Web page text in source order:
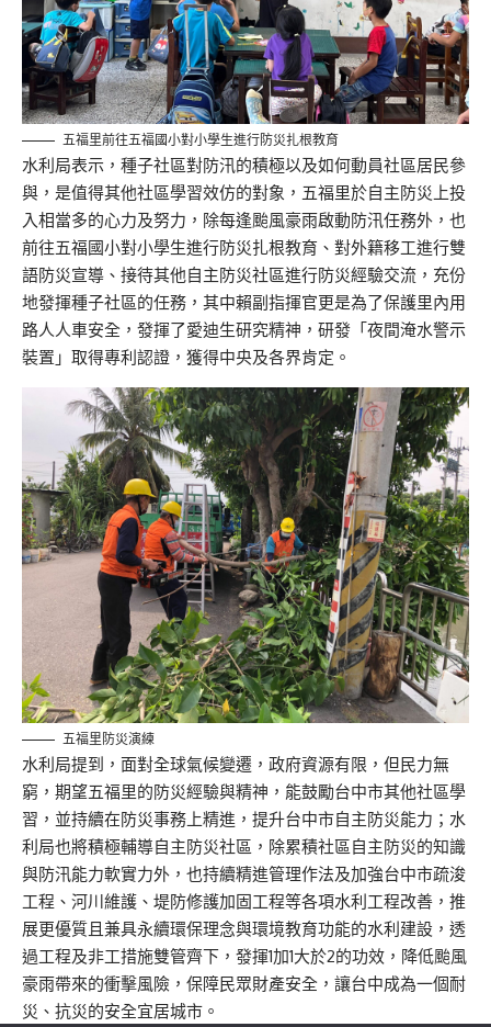
五福里前往五福國小對小學生進行防災扎根教育
水利局表示，種子社區對防汛的積極以及如何動員社區居民參
與，是值得其他社區學習效仿的對象，五福里於自主防災上投
入相當多的心力及努力，除每逢颱風豪雨啟動防汛任務外，也
前往五福國小對小學生進行防災扎根教育、對外籍移工進行雙
語防災宣導、接待其他自主防災社區進行防災經驗交流，充份
地發揮種子社區的任務，其中賴副指揮官更是為了保護里內用
路人人車安全，發揮了愛迪生研究精神，研發「夜間淹水警示
裝置」取得專利認證，獲得中央及各界肯定。
五福里防災演練
水利局提到，面對全球氣候變遷，政府資源有限，但民力無
窮，期望五福里的防災經驗與精神，能鼓勵台中市其他社區學
習，並持續在防災事務上精進，提升台中市自主防災能力；水
利局也將積極輔導自主防災社區，除累積社區自主防災的知識
與防汛能力軟實力外，也持續精進管理作法及加強台中市疏浚
工程、河川維護、堤防修護加固工程等各項水利工程改善，推
展更優質且兼具永續環保理念與環境教育功能的水利建設，透
過工程及非工措施雙管齊下，發揮1加1大於2的功效，降低颱風
豪雨帶來的衝擊風險，保障民眾財產安全，讓台中成為一個耐
災、抗災的安全宜居城市。